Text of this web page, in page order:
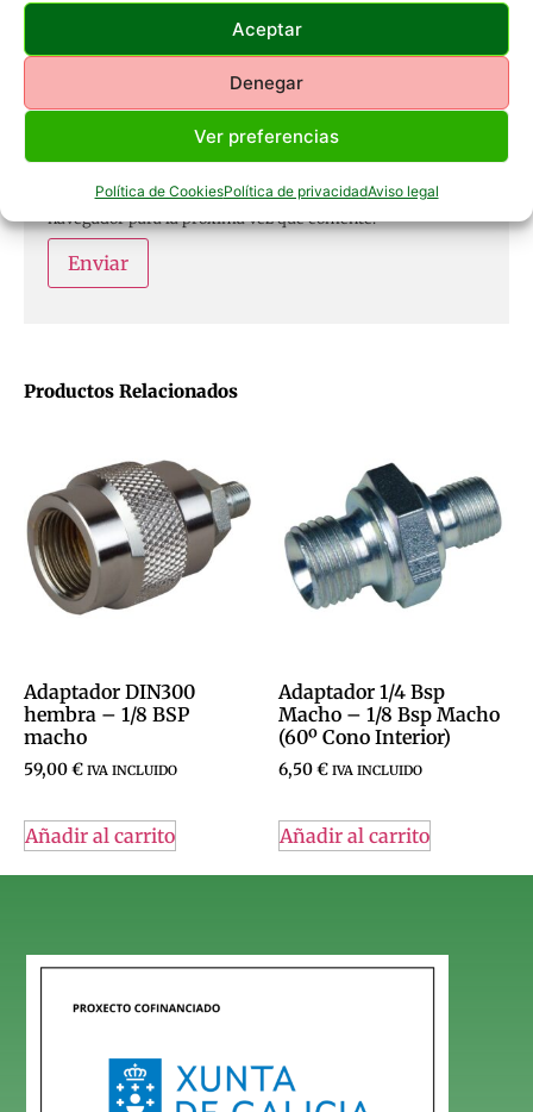
Aceptar
Denegar
Ver preferencias
Política de CookiesPolítica de privacidadAviso legal
Productos Relacionados
Adaptador DIN300
hembra – 1/8 BSP
macho
59,00€ IVA INCLUIDO
Añadir al carrito
Adaptador 1/4 Bsp
Macho – 1/8 Bsp Macho
(60º Cono Interior)
6,50€ IVA INCLUIDO
Añadir al carrito
Guarda mi nombre, correo electrónico y web en este
navegador para la próxima vez que comente.